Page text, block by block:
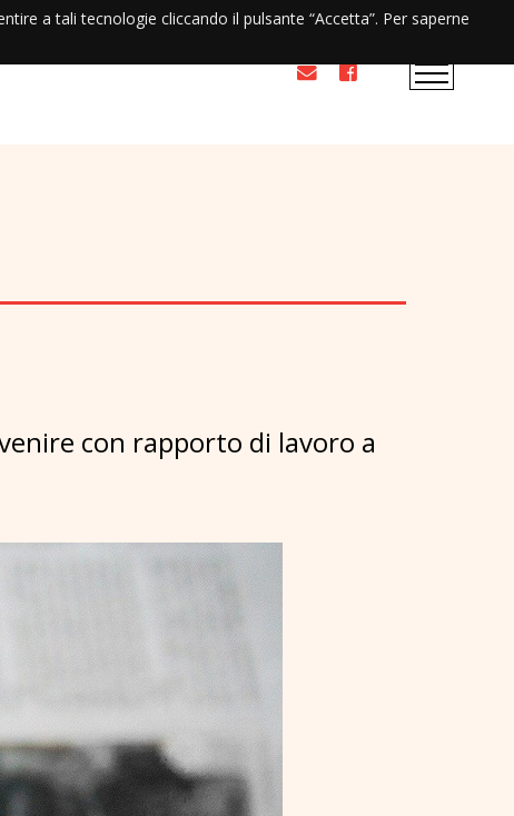
con rapporto di lavoro a
a tali tecnologie cliccando il pulsante “Accetta”. Per saperne